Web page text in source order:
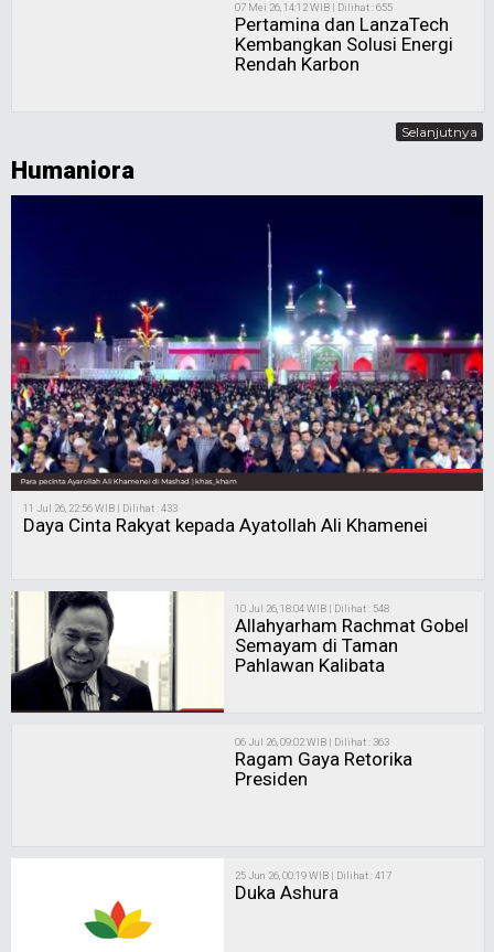
07 Mei 26, 14:12 WIB | Dilihat : 655
Pertamina dan LanzaTech
Kembangkan Solusi Energi
Rendah Karbon
Selanjutnya
Humaniora
11 Jul 26, 22:56 WIB | Dilihat : 433
Daya Cinta Rakyat kepada Ayatollah Ali Khamenei
10 Jul 26, 18:04 WIB | Dilihat : 548
Allahyarham Rachmat Gobel
Semayam di Taman
Pahlawan Kalibata
06 Jul 26, 09:02 WIB | Dilihat : 363
Ragam Gaya Retorika
Presiden
25 Jun 26, 00:19 WIB | Dilihat : 417
Duka Ashura